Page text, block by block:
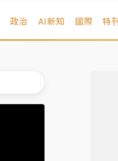
政治 AI新知 國際 特刊